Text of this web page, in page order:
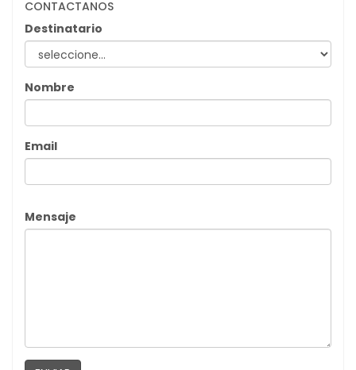
CONTACTANOS
Destinatario
Nombre
Email
Mensaje